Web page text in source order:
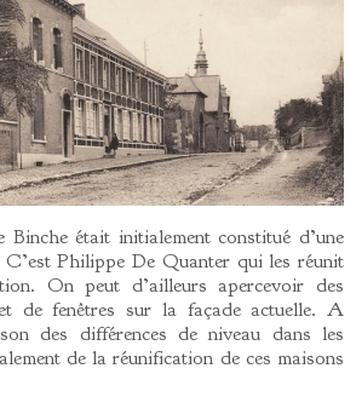
était initialement constitué d’une
C’est Philippe De Quanter qui les réunit
On peut d’ailleurs apercevoir des
de fenêtres sur la façade actuelle. A
des différences de niveau dans les
de la réunification de ces maisons